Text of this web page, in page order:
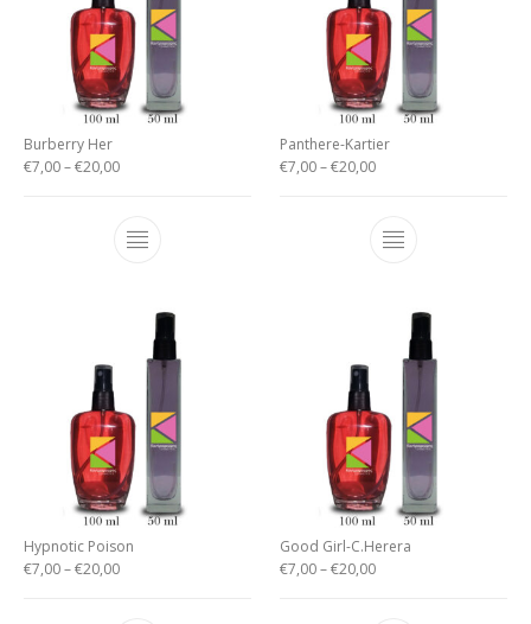
Burberry Her
€7,00–€20,00
Panthere-Kartier
€7,00–€20,00
Hypnotic Poison
€7,00–€20,00
Good Girl-C.Herera
€7,00–€20,00